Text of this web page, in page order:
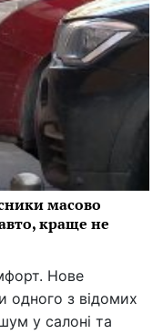
масово
краще не
Нове
одного з відомих
у салоні та